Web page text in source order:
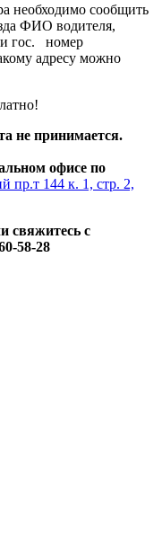
необходимо сообщить
ФИО водителя,
и гос. номер
адресу можно
не принимается.
офисе по
пр.т 144 к. 1, стр. 2,
свяжитесь с
58-28